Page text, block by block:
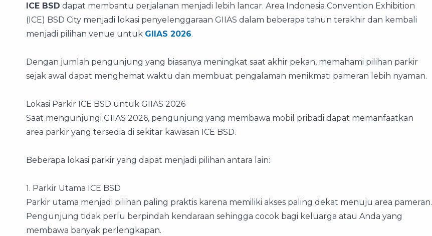
ICE BSD dapat membantu perjalanan menjadi lebih lancar. Area Indonesia Convention Exhibition
(ICE) BSD City menjadi lokasi penyelenggaraan GIIAS dalam beberapa tahun terakhir dan kembali
menjadi pilihan venue untuk GIIAS 2026.
Dengan jumlah pengunjung yang biasanya meningkat saat akhir pekan, memahami pilihan parkir
sejak awal dapat menghemat waktu dan membuat pengalaman menikmati pameran lebih nyaman.
Lokasi Parkir ICE BSD untuk GIIAS 2026
Saat mengunjungi GIIAS 2026, pengunjung yang membawa mobil pribadi dapat memanfaatkan
area parkir yang tersedia di sekitar kawasan ICE BSD.
Beberapa lokasi parkir yang dapat menjadi pilihan antara lain:
1. Parkir Utama ICE BSD
Parkir utama menjadi pilihan paling praktis karena memiliki akses paling dekat menuju area pameran.
Pengunjung tidak perlu berpindah kendaraan sehingga cocok bagi keluarga atau Anda yang
membawa banyak perlengkapan.